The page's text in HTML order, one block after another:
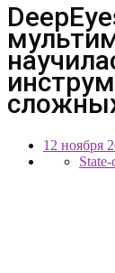
12 ноября